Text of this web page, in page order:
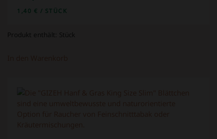
1,40 € / STÜCK
Produkt enthält: Stück